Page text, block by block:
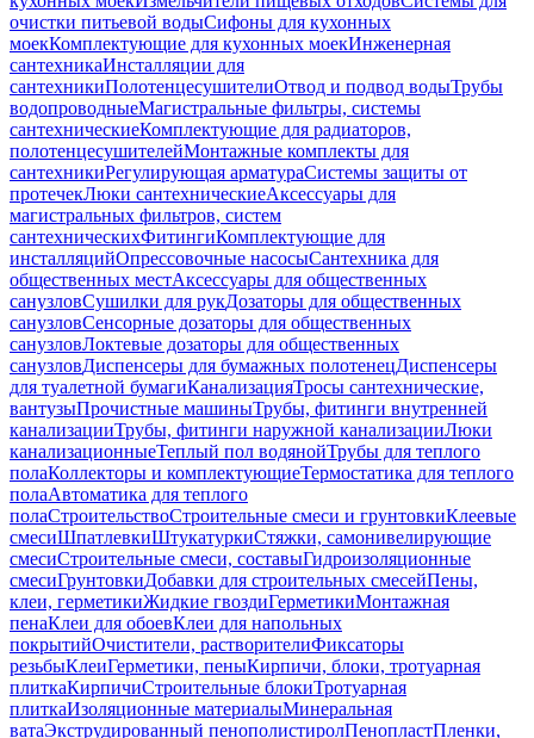
очистки питьевой водыСифоны для кухонных
моекКомплектующие для кухонных моекИнженерная
сантехникаИнсталляции для
сантехникиПолотенцесушителиОтвод и подвод водыТрубы
водопроводныеМагистральные фильтры, системы
сантехническиеКомплектующие для радиаторов,
полотенцесушителейМонтажные комплекты для
сантехникиРегулирующая арматураСистемы защиты от
протечекЛюки сантехническиеАксессуары для
магистральных фильтров, систем
сантехническихФитингиКомплектующие для
инсталляцийОпрессовочные насосыСантехника для
общественных местАксессуары для общественных
санузловСушилки для рукДозаторы для общественных
санузловСенсорные дозаторы для общественных
санузловЛоктевые дозаторы для общественных
санузловДиспенсеры для бумажных полотенецДиспенсеры
для туалетной бумагиКанализацияТросы сантехнические,
вантузыПрочистные машиныТрубы, фитинги внутренней
канализацииТрубы, фитинги наружной канализацииЛюки
канализационныеТеплый пол водянойТрубы для теплого
полаКоллекторы и комплектующиеТермостатика для теплого
полаАвтоматика для теплого
полаСтроительствоСтроительные смеси и грунтовкиКлеевые
смесиШпатлевкиШтукатуркиСтяжки, самонивелирующие
смесиСтроительные смеси, составыГидроизоляционные
смесиГрунтовкиДобавки для строительных смесейПены,
клеи, герметикиЖидкие гвоздиГерметикиМонтажная
пенаКлеи для обоевКлеи для напольных
покрытийОчистители, растворителиФиксаторы
резьбыКлеиГерметики, пеныКирпичи, блоки, тротуарная
плиткаКирпичиСтроительные блокиТротуарная
плиткаИзоляционные материалыМинеральная
ватаЭкструдированный пенополистиролПенопластПленки,